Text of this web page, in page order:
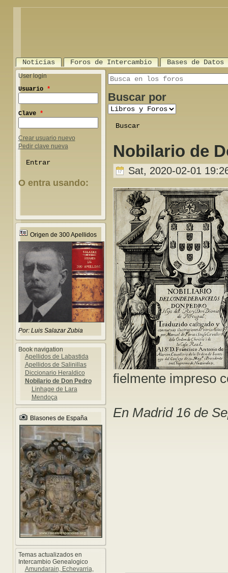
Noticias Foros de Intercambio Bases de Datos
User login
Usuario *
Clave *
Crear usuario nuevo
Pedir clave nueva
O entra usando:
Origen de 300 Apellidos
Por: Luis Salazar Zubia
Book navigation
Apellidos de Labastida
Apellidos de Salinillas
Diccionario Heraldico
Nobilario de Don Pedro
Linhage de Lara
Mendoça
Blasones de España
Temas actualizados en
Intercambio Genealogico
Amundarain, Echevarria,
Search this site
Buscar por
Nobilario de
Sat, 2020-02-01
fielmente impreso
En Madrid 16 de